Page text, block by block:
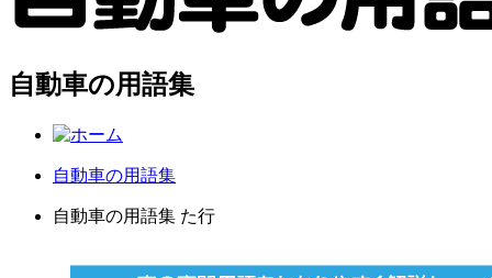
自動車の用語集
自動車の用語集
自動車の用語集 た行